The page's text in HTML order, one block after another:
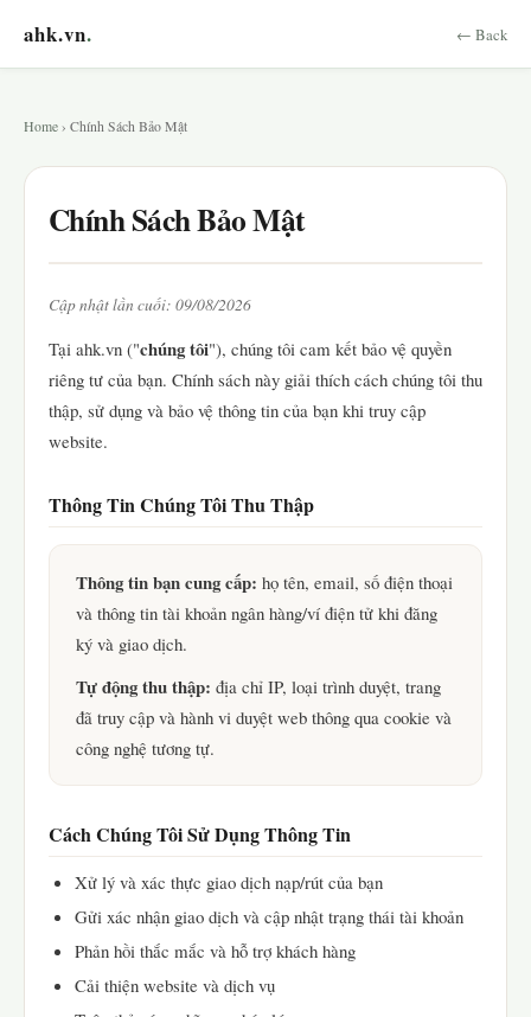
ahk.vn. ← Back
Home › Chính Sách Bảo Mật
Chính Sách Bảo Mật
Cập nhật lần cuối: 09/08/2026
Tại ahk.vn ("chúng tôi"), chúng tôi cam kết bảo vệ quyền
riêng tư của bạn. Chính sách này giải thích cách chúng tôi thu
thập, sử dụng và bảo vệ thông tin của bạn khi truy cập
website.
Thông Tin Chúng Tôi Thu Thập
Thông tin bạn cung cấp: họ tên, email, số điện thoại
và thông tin tài khoản ngân hàng/ví điện tử khi đăng
ký và giao dịch.
Tự động thu thập: địa chỉ IP, loại trình duyệt, trang
đã truy cập và hành vi duyệt web thông qua cookie và
công nghệ tương tự.
Cách Chúng Tôi Sử Dụng Thông Tin
Xử lý và xác thực giao dịch nạp/rút của bạn
Gửi xác nhận giao dịch và cập nhật trạng thái tài khoản
Phản hồi thắc mắc và hỗ trợ khách hàng
Cải thiện website và dịch vụ